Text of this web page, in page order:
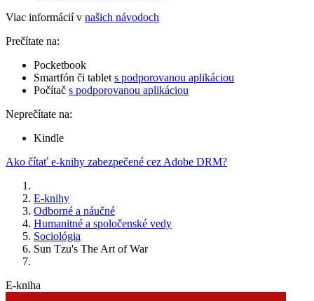
Viac informácií v našich návodoch
Prečítate na:
Pocketbook
Smartfón či tablet s podporovanou aplikáciou
Počítač s podporovanou aplikáciou
Neprečítate na:
Kindle
Ako čítať e-knihy zabezpečené cez Adobe DRM?
E-knihy
Odborné a náučné
Humanitné a spoločenské vedy
Sociológia
Sun Tzu's The Art of War
E-kniha